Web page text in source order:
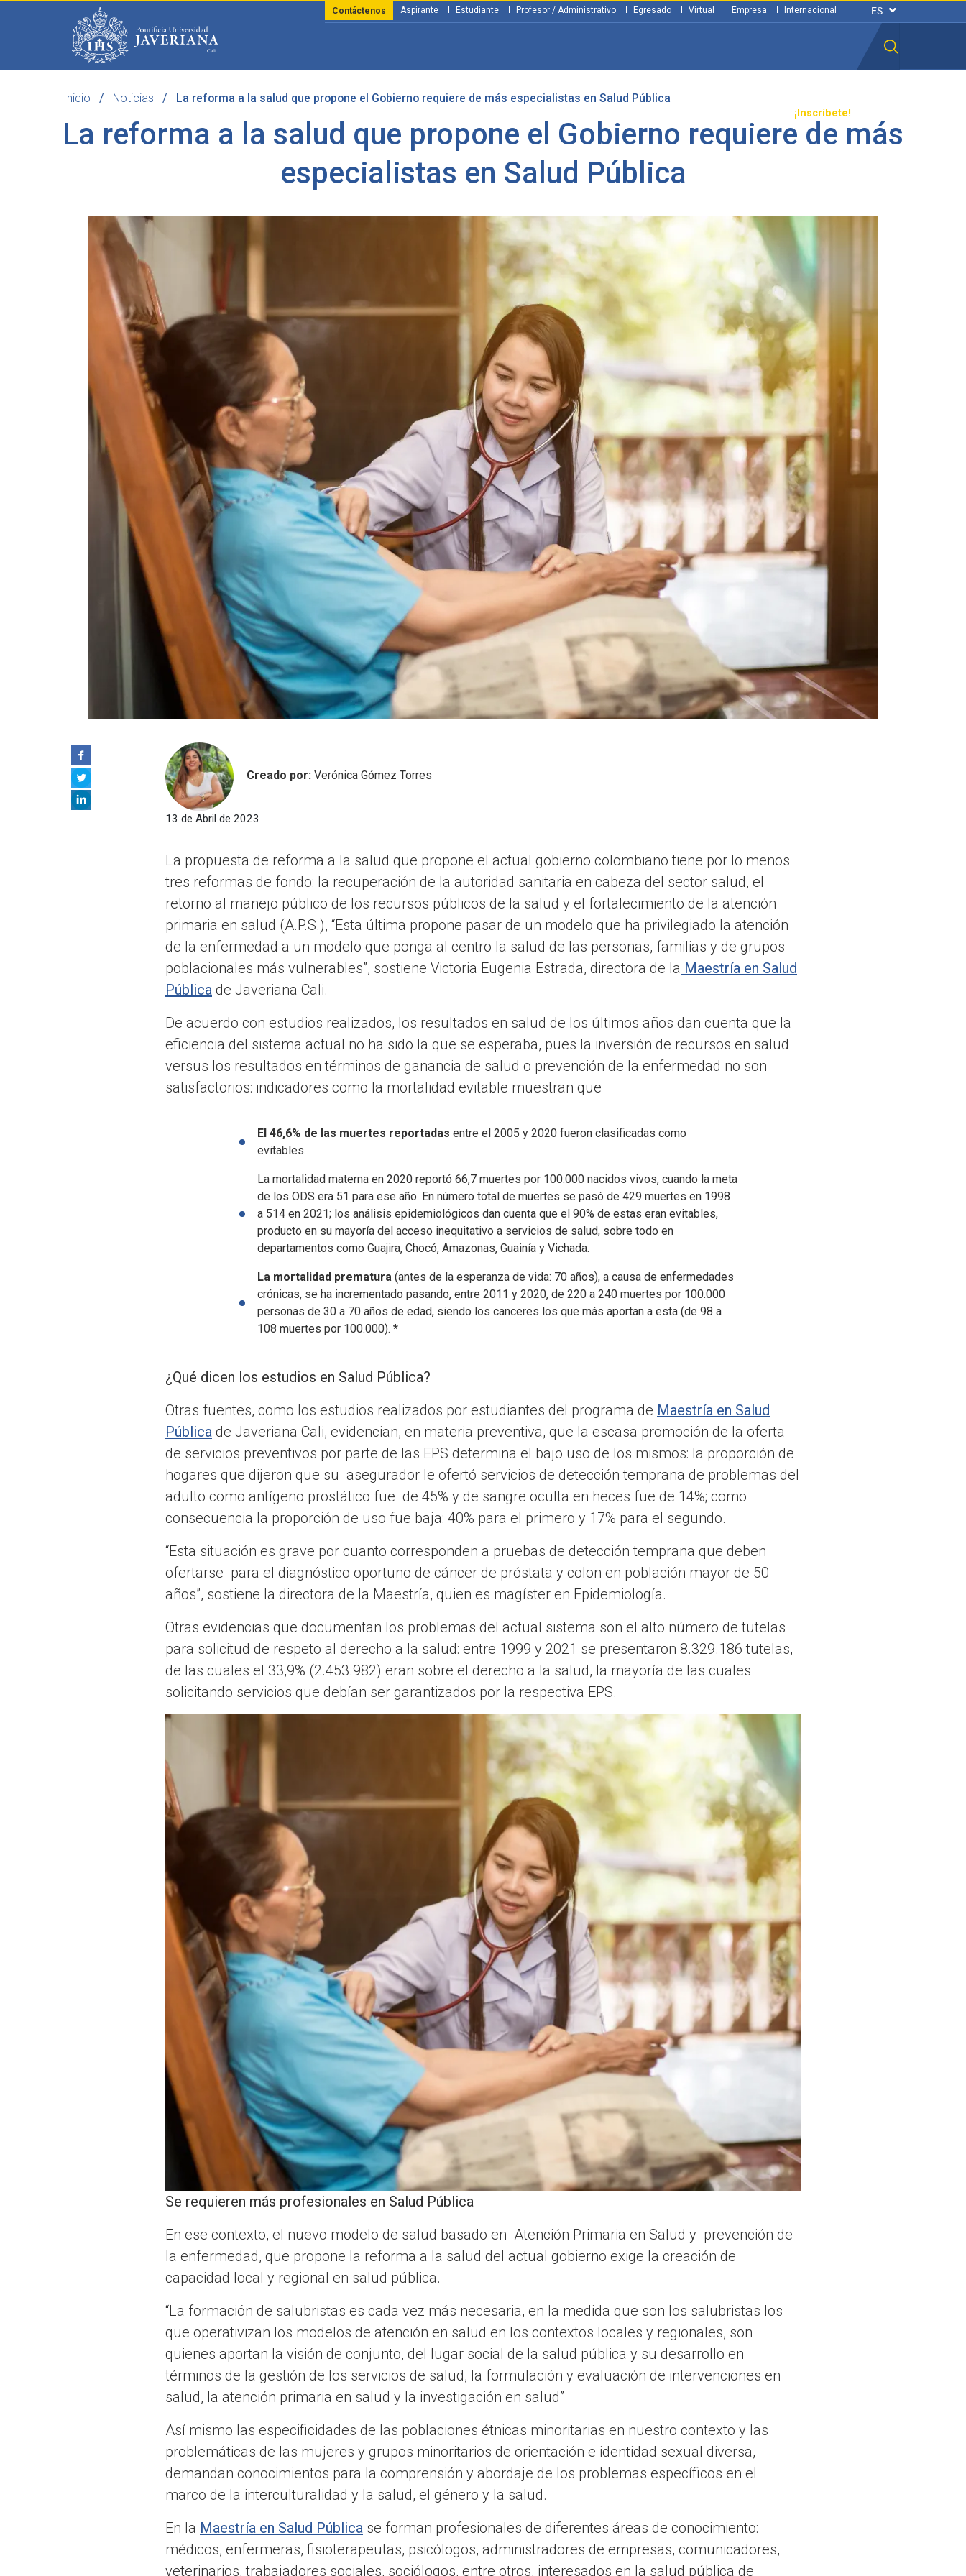
¡Inscríbete!
Aspirante Estudiante Profesor / Administrativo Egresado Virtual Empresa Internacional
Contáctenos
Inicio Noticias La reforma a la salud que propone el Gobierno requiere de más especialistas en Salud Pública
La reforma a la salud que propone el Gobierno requiere de más
especialistas en Salud Pública
Creado por: Verónica Gómez Torres
13 de Abril de 2023
La propuesta de reforma a la salud que propone el actual gobierno colombiano tiene por lo menos
tres reformas de fondo: la recuperación de la autoridad sanitaria en cabeza del sector salud, el
retorno al manejo público de los recursos públicos de la salud y el fortalecimiento de la atención
primaria en salud (A.P.S.), “Esta última propone pasar de un modelo que ha privilegiado la atención
de la enfermedad a un modelo que ponga al centro la salud de las personas, familias y de grupos
poblacionales más vulnerables”, sostiene Victoria Eugenia Estrada, directora de la Maestría en Salud
Pública de Javeriana Cali.
De acuerdo con estudios realizados, los resultados en salud de los últimos años dan cuenta que la
eficiencia del sistema actual no ha sido la que se esperaba, pues la inversión de recursos en salud
versus los resultados en términos de ganancia de salud o prevención de la enfermedad no son
satisfactorios: indicadores como la mortalidad evitable muestran que
El 46,6% de las muertes reportadas entre el 2005 y 2020 fueron clasificadas como
evitables.
La mortalidad materna en 2020 reportó 66,7 muertes por 100.000 nacidos vivos, cuando la meta
de los ODS era 51 para ese año. En número total de muertes se pasó de 429 muertes en 1998
a 514 en 2021; los análisis epidemiológicos dan cuenta que el 90% de estas eran evitables,
producto en su mayoría del acceso inequitativo a servicios de salud, sobre todo en
departamentos como Guajira, Chocó, Amazonas, Guainía y Vichada.
La mortalidad prematura (antes de la esperanza de vida: 70 años), a causa de enfermedades
crónicas, se ha incrementado pasando, entre 2011 y 2020, de 220 a 240 muertes por 100.000
personas de 30 a 70 años de edad, siendo los canceres los que más aportan a esta (de 98 a
108 muertes por 100.000). *
¿Qué dicen los estudios en Salud Pública?
Otras fuentes, como los estudios realizados por estudiantes del programa de Maestría en Salud
Pública de Javeriana Cali, evidencian, en materia preventiva, que la escasa promoción de la oferta
de servicios preventivos por parte de las EPS determina el bajo uso de los mismos: la proporción de
hogares que dijeron que su asegurador le ofertó servicios de detección temprana de problemas del
adulto como antígeno prostático fue de 45% y de sangre oculta en heces fue de 14%; como
consecuencia la proporción de uso fue baja: 40% para el primero y 17% para el segundo.
“Esta situación es grave por cuanto corresponden a pruebas de detección temprana que deben
ofertarse para el diagnóstico oportuno de cáncer de próstata y colon en población mayor de 50
años”, sostiene la directora de la Maestría, quien es magíster en Epidemiología.
Otras evidencias que documentan los problemas del actual sistema son el alto número de tutelas
para solicitud de respeto al derecho a la salud: entre 1999 y 2021 se presentaron 8.329.186 tutelas,
de las cuales el 33,9% (2.453.982) eran sobre el derecho a la salud, la mayoría de las cuales
solicitando servicios que debían ser garantizados por la respectiva EPS.
Se requieren más profesionales en Salud Pública
En ese contexto, el nuevo modelo de salud basado en Atención Primaria en Salud y prevención de
la enfermedad, que propone la reforma a la salud del actual gobierno exige la creación de
capacidad local y regional en salud pública.
“La formación de salubristas es cada vez más necesaria, en la medida que son los salubristas los
que operativizan los modelos de atención en salud en los contextos locales y regionales, son
quienes aportan la visión de conjunto, del lugar social de la salud pública y su desarrollo en
términos de la gestión de los servicios de salud, la formulación y evaluación de intervenciones en
salud, la atención primaria en salud y la investigación en salud”
Así mismo las especificidades de las poblaciones étnicas minoritarias en nuestro contexto y las
problemáticas de las mujeres y grupos minoritarios de orientación e identidad sexual diversa,
demandan conocimientos para la comprensión y abordaje de los problemas específicos en el
marco de la interculturalidad y la salud, el género y la salud.
En la Maestría en Salud Pública se forman profesionales de diferentes áreas de conocimiento:
médicos, enfermeras, fisioterapeutas, psicólogos, administradores de empresas, comunicadores,
veterinarios, trabajadores sociales, sociólogos, entre otros, interesados en la salud pública de